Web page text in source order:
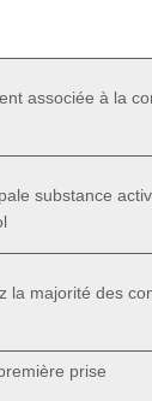
associée à la
substance
la majorité des
prise